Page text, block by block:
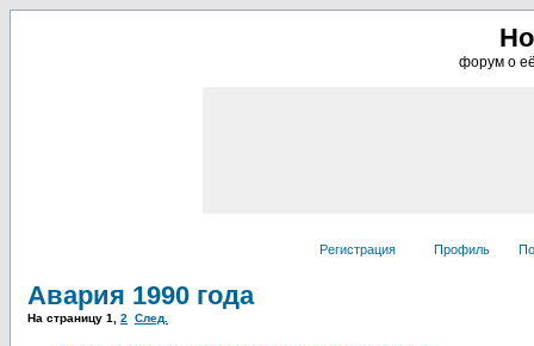
форум о
Регистрация Профиль
Авария 1990 года
На страницу 1 2 След.